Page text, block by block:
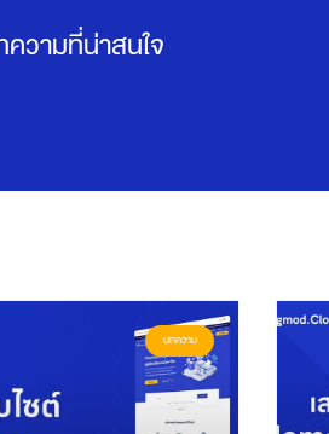
วามที่น่าสนใจ
บทความ